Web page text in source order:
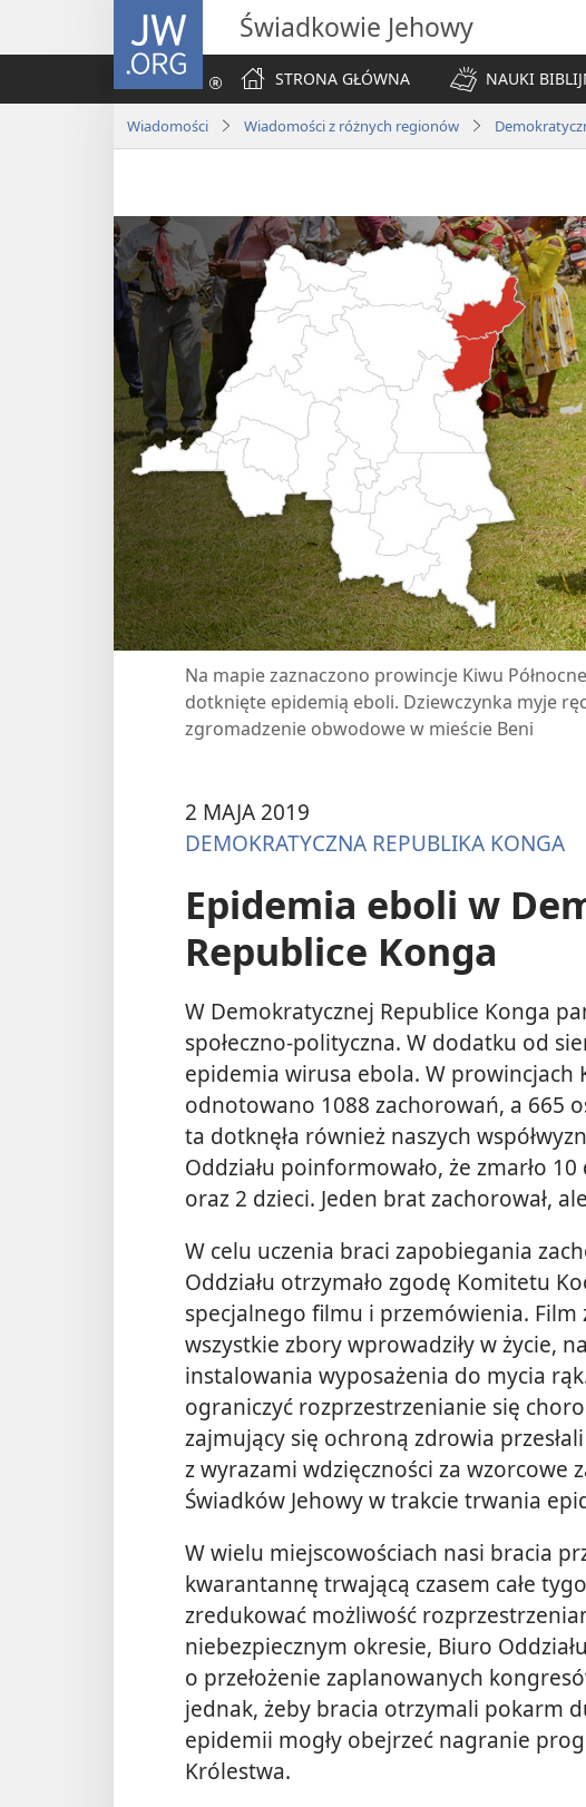
JW.ORG Świadkowie Jehowy
STRONA GŁÓWNA
NAUKI
Wiadomości Wiadomości z różnych regionów
Na mapie zaznaczono prowincje Kiwu
dotknięte epidemią eboli. Dziewczynka myje
zgromadzenie obwodowe w mieście Beni
2 MAJA 2019
DEMOKRATYCZNA REPUBLIKA KONGA
Epidemia eboli w
Republice Konga
W Demokratycznej Republice Konga
społeczno-polityczna. W dodatku od
epidemia wirusa ebola. W prowincjach
odnotowano 1088 zachorowań, a 665
ta dotknęła również naszych
Oddziału poinformowało, że zmarło
oraz 2 dzieci. Jeden brat zachorował,
W celu uczenia braci zapobiegania
Oddziału otrzymało zgodę Komitetu
specjalnego filmu i przemówienia.
wszystkie zbory wprowadziły w życie,
instalowania wyposażenia do mycia
ograniczyć rozprzestrzenianie się
zajmujący się ochroną zdrowia
z wyrazami wdzięczności za wzorcowe
Świadków Jehowy w trakcie trwania
W wielu miejscowościach nasi bracia
kwarantannę trwającą czasem całe
zredukować możliwość
niebezpiecznym okresie, Biuro
o przełożenie zaplanowanych
jednak, żeby bracia otrzymali pokarm
epidemii mogły obejrzeć nagranie
Królestwa.